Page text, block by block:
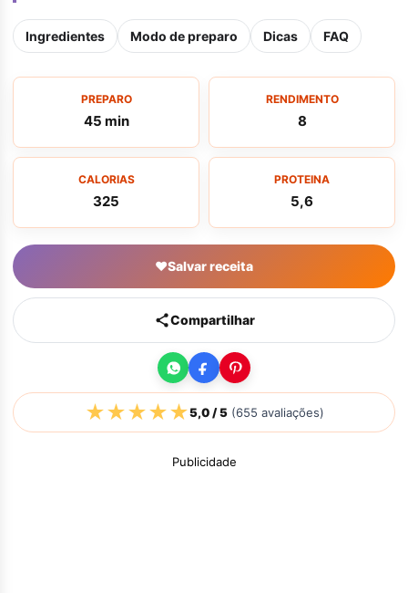
Ingredientes Modo de preparo Dicas FAQ
PREPARO
45 min
RENDIMENTO
8
CALORIAS
325
PROTEINA
5,6
♥Salvar receita
Compartilhar
★★★★★5,0/ 5(655 avaliações)
Publicidade